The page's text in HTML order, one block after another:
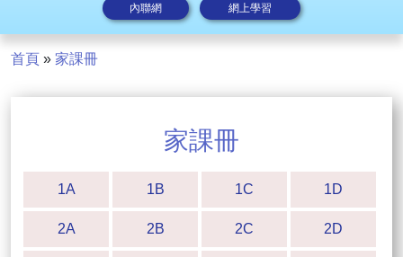
內聯網 網上學習
首頁 » 家課冊
家課冊
1A 1B 1C 1D
2A 2B 2C 2D